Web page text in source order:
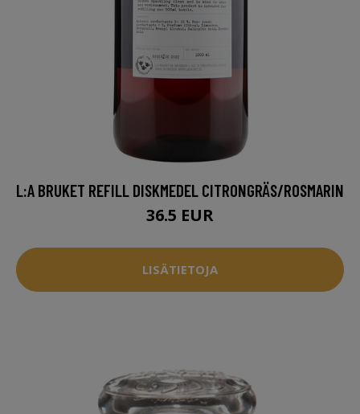
L:A BRUKET REFILL DISKMEDEL CITRONGRÄS/ROSMARIN
36.5 EUR
LISÄTIETOJA